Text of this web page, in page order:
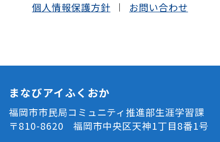
個人情報保護方針
お問い合わせ
まなびアイふくおか
福岡市市民局コミュニティ推進部生涯学習課
〒810-8620 福岡市中央区天神1丁目8番1号